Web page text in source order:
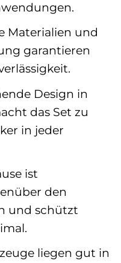
Materialien und
garantieren
Design in
das Set zu
in jeder
ist
den
und schützt
liegen gut in